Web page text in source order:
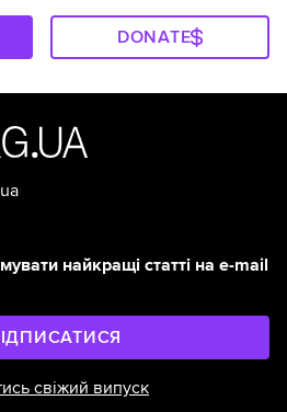
DONATE
найкращі статті на e-mail
свіжий випуск